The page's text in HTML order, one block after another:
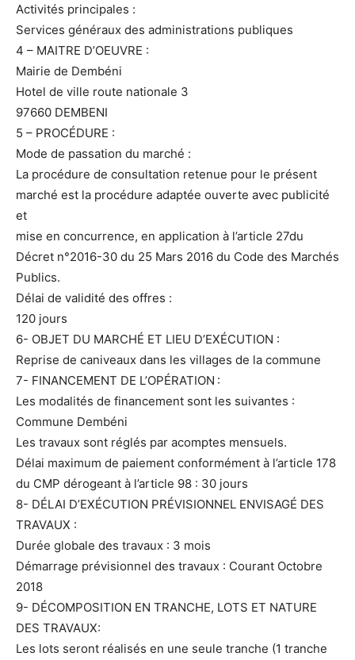
Activités principales :
Services généraux des administrations publiques
4 – MAITRE D’OEUVRE :
Mairie de Dembéni
Hotel de ville route nationale 3
97660 DEMBENI
5 – PROCÉDURE :
Mode de passation du marché :
La procédure de consultation retenue pour le présent
marché est la procédure adaptée ouverte avec publicité
et
mise en concurrence, en application à l’article 27du
Décret n°2016-30 du 25 Mars 2016 du Code des Marchés
Publics.
Délai de validité des offres :
120 jours
6- OBJET DU MARCHÉ ET LIEU D’EXÉCUTION :
Reprise de caniveaux dans les villages de la commune
7- FINANCEMENT DE L’OPÉRATION :
Les modalités de financement sont les suivantes :
Commune Dembéni
Les travaux sont réglés par acomptes mensuels.
Délai maximum de paiement conformément à l’article 178
du CMP dérogeant à l’article 98 : 30 jours
8- DÉLAI D’EXÉCUTION PRÉVISIONNEL ENVISAGÉ DES
TRAVAUX :
Durée globale des travaux : 3 mois
Démarrage prévisionnel des travaux : Courant Octobre
2018
9- DÉCOMPOSITION EN TRANCHE, LOTS ET NATURE
DES TRAVAUX:
Les lots seront réalisés en une seule tranche (1 tranche